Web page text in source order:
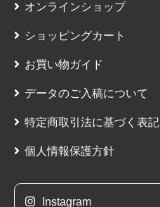
オンラインショップ
ショッピングカート
お買い物ガイド
データのご入稿について
特定商取引法に基づく表記
個人情報保護方針
Instagram